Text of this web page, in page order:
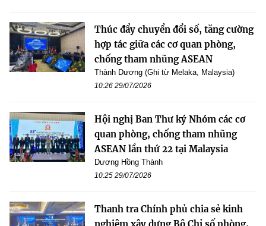
Thúc đẩy chuyển đổi số, tăng cường
hợp tác giữa các cơ quan phòng,
chống tham nhũng ASEAN
Thành Dương (Ghi từ Melaka, Malaysia)
10:26 29/07/2026
Hội nghị Ban Thư ký Nhóm các cơ
quan phòng, chống tham nhũng
ASEAN lần thứ 22 tại Malaysia
Dương Hồng Thành
10:25 29/07/2026
Thanh tra Chính phủ chia sẻ kinh
nghiệm xây dựng Bộ Chỉ số phòng,